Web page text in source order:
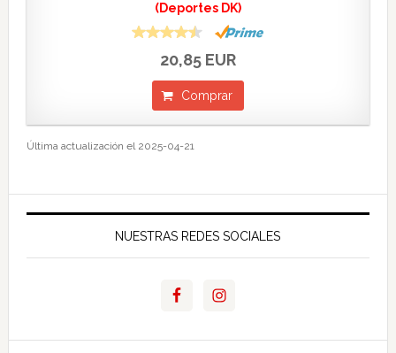
(Deportes DK)
20,85 EUR
Comprar
Última actualización el 2025-04-21
NUESTRAS REDES SOCIALES